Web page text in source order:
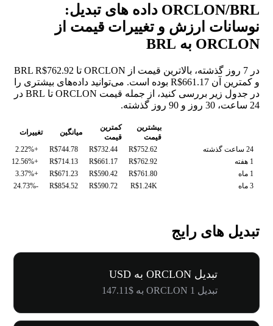
ORCLON/BRL داده های تبدیل:
نوسانات ارزش و تغییرات قیمت از
ORCLON به BRL
در 7 روز گذشته، بالاترین قیمت از ORCLON تا BRL R$762.92
و کمترین آن R$661.17 بوده است. می‌توانید داده‌های بیشتری را
در جدول زیر بررسی کنید، از جمله قیمت ORCLON تا BRL در
24 ساعت، 30 روز و 90 روز گذشته.
بیشترین
قیمت
کمترین
قیمت
میانگین
تغییرات
24 ساعت گذشته
R$752.62
R$732.44
R$744.78
+2.22%
1 هفته
R$762.92
R$661.17
R$714.13
+12.56%
1 ماه
R$761.80
R$590.42
R$671.23
+3.37%
3 ماه
R$1.24K
R$590.72
R$854.52
-24.73%
تبدیل های رایج
تبدیل ORCLON به USD
تبدیل 1 ORCLON به $147.11